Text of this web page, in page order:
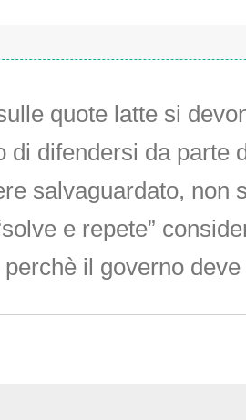
quote latte si
di difendersi da parte
salvaguardato, non
e repete”
il governo